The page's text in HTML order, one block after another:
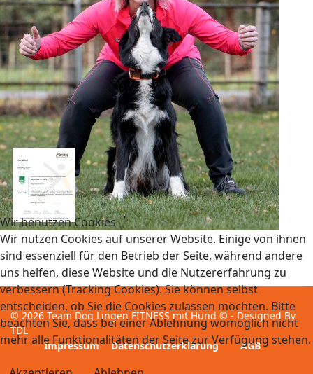
© 2026 Team Dog Lingen FITNESS mit Hund © - Designed By
TDL
Impressum
Datenschutzerklärung AGB
Wir benutzen Cookies
Wir nutzen Cookies auf unserer Website. Einige von ihnen
sind essenziell für den Betrieb der Seite, während andere
uns helfen, diese Website und die Nutzererfahrung zu
verbessern (Tracking Cookies). Sie können selbst
entscheiden, ob Sie die Cookies zulassen möchten. Bitte
beachten Sie, dass bei einer Ablehnung womöglich nicht
mehr alle Funktionalitäten der Seite zur Verfügung stehen.